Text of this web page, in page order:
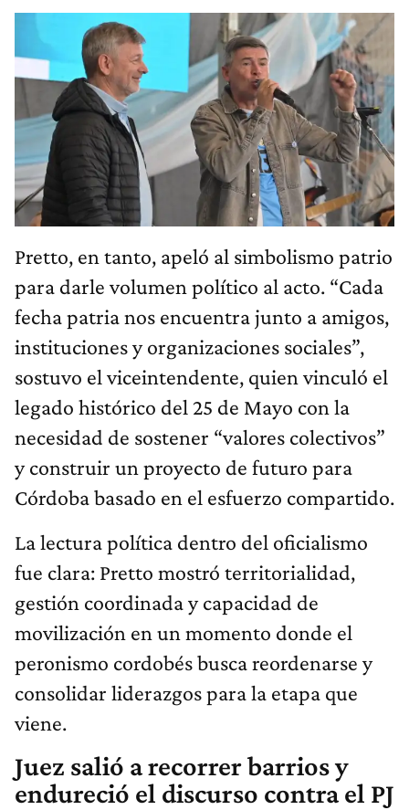
Pretto, en tanto, apeló al simbolismo patrio
para darle volumen político al acto. “Cada
fecha patria nos encuentra junto a amigos,
instituciones y organizaciones sociales”,
sostuvo el viceintendente, quien vinculó el
legado histórico del 25 de Mayo con la
necesidad de sostener “valores colectivos”
y construir un proyecto de futuro para
Córdoba basado en el esfuerzo compartido.
La lectura política dentro del oficialismo
fue clara: Pretto mostró territorialidad,
gestión coordinada y capacidad de
movilización en un momento donde el
peronismo cordobés busca reordenarse y
consolidar liderazgos para la etapa que
viene.
Juez salió a recorrer barrios y
endureció el discurso contra el PJ